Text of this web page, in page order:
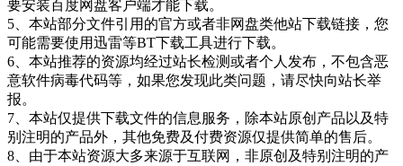
要安装百度网盘客户端才能下载。
5、本站部分文件引用的官方或者非网盘类他站下载链接，您
可能需要使用迅雷等BT下载工具进行下载。
6、本站推荐的资源均经过站长检测或者个人发布，不包含恶
意软件病毒代码等，如果您发现此类问题，请尽快向站长举
报。
7、本站仅提供下载文件的信息服务，除本站原创产品以及特
别注明的产品外，其他免费及付费资源仅提供简单的售后。
8、由于本站资源大多来源于互联网，非原创及特别注明的产